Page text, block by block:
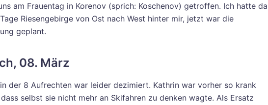
am Frauentag in Korenov (sprich: Koschenov) getroffen. Ich hatte da
Riesengebirge von Ost nach West hinter mir, jetzt war die
geplant.
08. März
der 8 Aufrechten war leider dezimiert. Kathrin war vorher so krank
selbst sie nicht mehr an Skifahren zu denken wagte. Als Ersatz